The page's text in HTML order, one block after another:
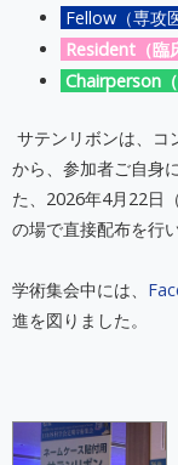
Fellow（専攻
Resident（臨
Chairperson（
サテンリボンは、コ
から、参加者ご自身
た、2026年4月22日
の場で直接配布を行
学術集会中には、
進を図りました。